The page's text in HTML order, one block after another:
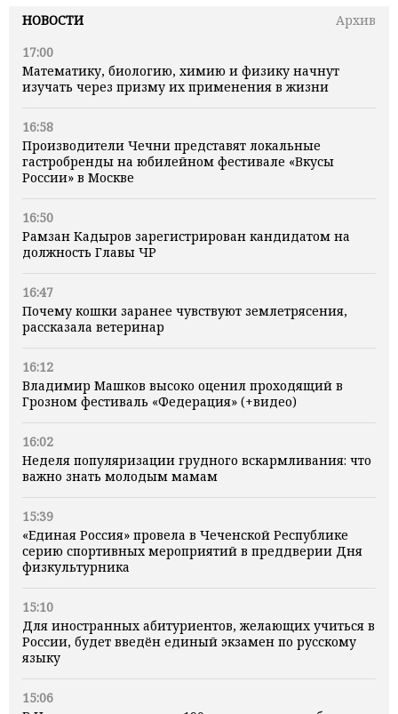
НОВОСТИ
Архив
17:00
Математику, биологию, химию и физику начнут
изучать через призму их применения в жизни
16:58
Производители Чечни представят локальные
гастробренды на юбилейном фестивале «Вкусы
России» в Москве
16:50
Рамзан Кадыров зарегистрирован кандидатом на
должность Главы ЧР
16:47
Почему кошки заранее чувствуют землетрясения,
рассказала ветеринар
16:12
Владимир Машков высоко оценил проходящий в
Грозном фестиваль «Федерация» (+видео)
16:02
Неделя популяризации грудного вскармливания: что
важно знать молодым мамам
15:39
«Единая Россия» провела в Чеченской Республике
серию спортивных мероприятий в преддверии Дня
физкультурника
15:10
Для иностранных абитуриентов, желающих учиться в
России, будет введён единый экзамен по русскому
языку
15:06